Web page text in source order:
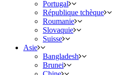
Portugal
République tchèque
Roumanie
Slovaquie
Suisse
Asie
Bangladesh
Brunei